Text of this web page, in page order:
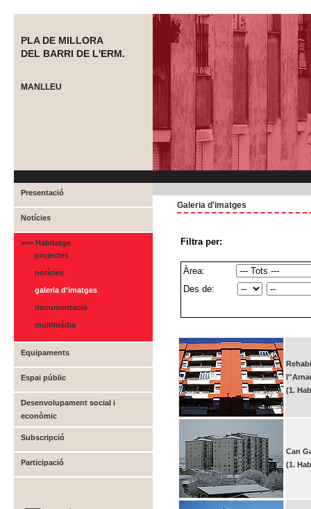
PLA DE MILLORA
DEL BARRI DE L'ERM.
MANLLEU
Presentació
Notícies
>>> Habitatge
projectes
notícies
galeria d'imatges
documentació
multimèdia
Equipaments
Espai públic
Desenvolupament social i
econòmic
Subscripció
Participació
Galeria d'imatges
Filtra per:
Àrea:
Des de:
(1.
Can
(1.